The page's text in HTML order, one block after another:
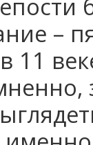
–
11